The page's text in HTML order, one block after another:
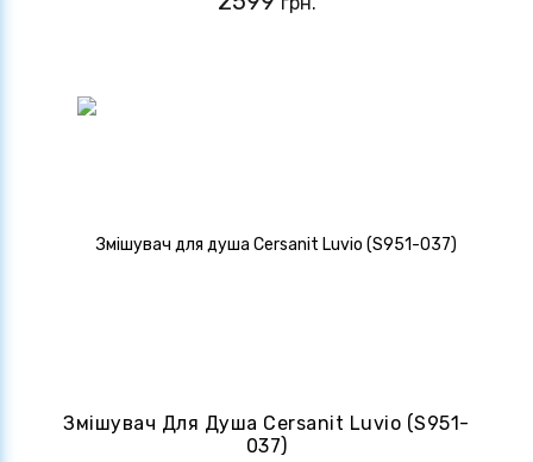
Змішувач Для Душа Cersanit Luvio (S951-
037)